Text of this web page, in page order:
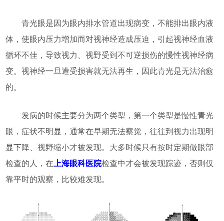
青光眼是因为眼内排水管道出现病变，不能排出眼内液
体，使眼内压力增加而对视神经造成压迫，引起视神经血液
循环不佳，导致视力、视野受到不可逆损伤的慢性视神经病
变。视神经一旦遭受损害就无法再生，因此青光是无法治愈
的。
发病的时候主要分为两个类型，第一个类型是慢性青光
眼，症状不明显，通常在早期无法察觉，往往到视力出现明
显下降、视野缩小才被发现。大多时候只有按时定期做眼部
检查的人，在 上海眼科医院检查中才会被发现踪迹，否则仅
靠平时的观察，比较难发现。